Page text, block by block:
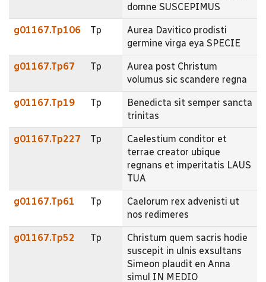
domne SUSCEPIMUS
g01167.Tp106 Tp
Aurea Davitico prodisti
germine virga eya SPECIE
g01167.Tp67 Tp
Aurea post Christum
volumus sic scandere regna
g01167.Tp19 Tp
Benedicta sit semper sancta
trinitas
g01167.Tp227 Tp
Caelestium conditor et
terrae creator ubique
regnans et imperitatis LAUS
TUA
g01167.Tp61 Tp
Caelorum rex advenisti ut
nos redimeres
g01167.Tp52 Tp
Christum quem sacris hodie
suscepit in ulnis exsultans
Simeon plaudit en Anna
simul IN MEDIO